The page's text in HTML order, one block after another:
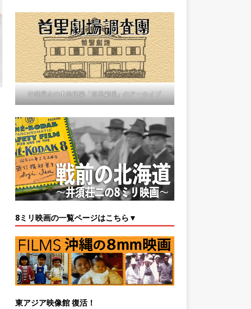
沖縄最古の木造建築「首里劇場」のアーカイブ
8ミリ映画の一覧ページはこちら▼
東アジア映像館 復活！